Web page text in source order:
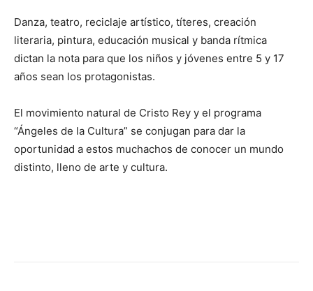
Danza, teatro, reciclaje artístico, títeres, creación
literaria, pintura, educación musical y banda rítmica
dictan la nota para que los niños y jóvenes entre 5 y 17
años sean los protagonistas.
El movimiento natural de Cristo Rey y el programa
“Ángeles de la Cultura” se conjugan para dar la
oportunidad a estos muchachos de conocer un mundo
distinto, lleno de arte y cultura.